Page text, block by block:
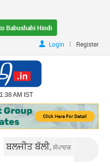
Babushahi Hindi
Login
| Register
AM IST
ਬਲਜੀਤ ਬੱਲੀ,ਸੰਪਾਦਕ